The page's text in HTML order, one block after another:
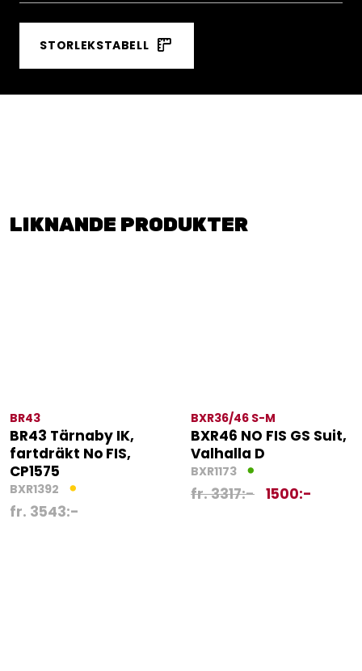
STORLEKSTABELL
LIKNANDE PRODUKTER
BR43
BR43 Tärnaby IK,
fartdräkt No FIS,
CP1575
BXR1392
fr. 3543:-
BXR36/46 S-M
BXR46 NO FIS GS Suit,
Valhalla D
BXR1173
fr.3317:- 1500:-